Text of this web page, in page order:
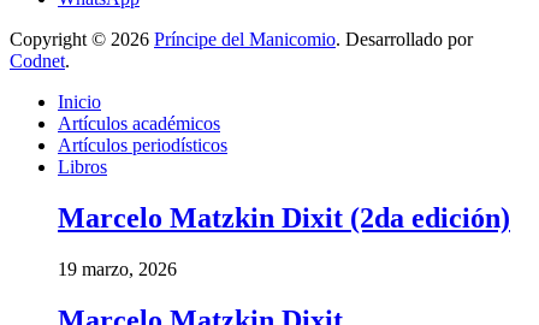
Copyright © 2026 Príncipe del Manicomio. Desarrollado por
Codnet.
Inicio
Artículos académicos
Artículos periodísticos
Libros
Marcelo Matzkin Dixit (2da edición)
19 marzo, 2026